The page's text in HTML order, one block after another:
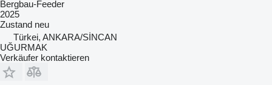
Bergbau-Feeder
2025
Zustand neu
Türkei, ANKARA/SİNCAN
UĞURMAK
Verkäufer kontaktieren